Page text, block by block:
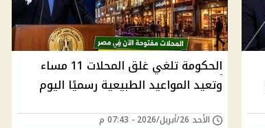
الحكومة تلغي غلق المحلات 11 مساء
وتعيد المواعيد الطبيعية رسميًا اليوم
الأحد 26/أبريل/2026 - 07:43 م